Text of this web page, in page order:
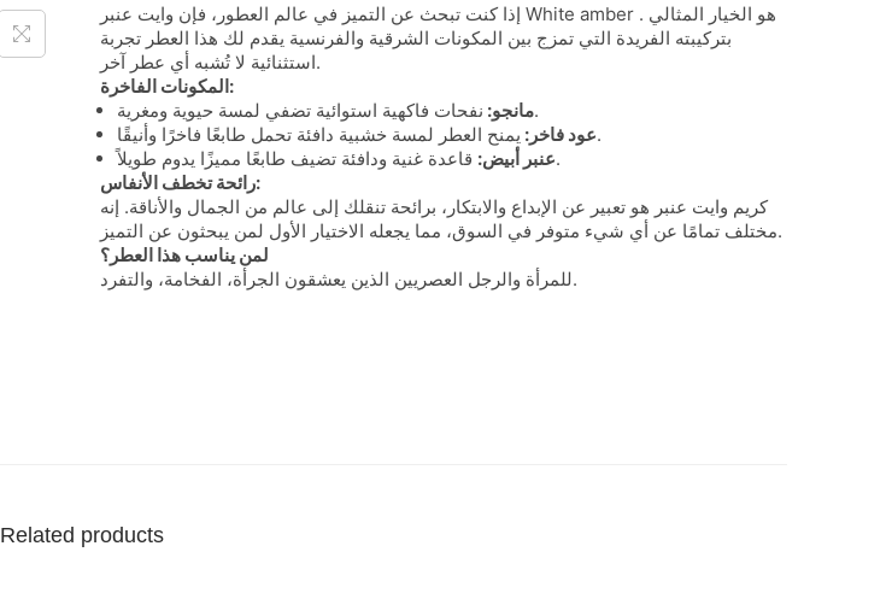
إذا كنت تبحث عن التميز في عالم العطور، فإن وايت عنبر White amber هو الخيار المثالي .
بتركيبته الفريدة التي تمزج بين المكونات الشرقية والفرنسية يقدم لك هذا العطر تجربة
استثنائية لا تُشبه أي عطر آخر.
المكونات الفاخرة:
مانجو:نفحات فاكهية استوائية تضفي لمسة حيوية ومغرية.
عود فاخر:يمنح العطر لمسة خشبية دافئة تحمل طابعًا فاخرًا وأنيقًا.
عنبر أبيض:قاعدة غنية ودافئة تضيف طابعًا مميزًا يدوم طويلاً.
رائحة تخطف الأنفاس:
كريم وايت عنبر هو تعبير عن الإبداع والابتكار، برائحة تنقلك إلى عالم من الجمال والأناقة. إنه
مختلف تمامًا عن أي شيء متوفر في السوق، مما يجعله الاختيار الأول لمن يبحثون عن التميز.
لمن يناسب هذا العطر؟
للمرأة والرجل العصريين الذين يعشقون الجرأة، الفخامة، والتفرد .
Related products